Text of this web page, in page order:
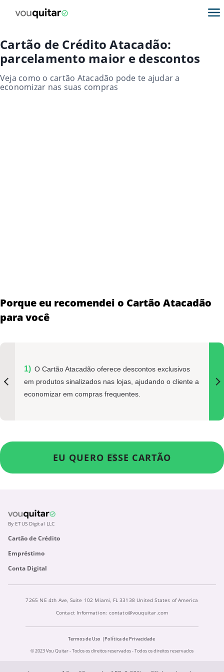
Cartão de Crédito Atacadão:
parcelamento maior e descontos
Veja como o cartão Atacadão pode te ajudar a
economizar nas suas compras
Porque eu recomendei o Cartão Atacadão
para você
O Cartão Atacadão oferece descontos exclusivos
em produtos sinalizados nas lojas, ajudando o cliente a
economizar em compras frequentes.
EU QUERO ESSE CARTÃO
By ETUS Digital LLC
Cartão de Crédito
Empréstimo
Conta Digital
7265 NE 4th Ave, Suite 102 Miami, FL 33138 United States of America
Contact Information: contato@vouquitar.com
Termos de Uso
Política de Privacidade
© 2023 Vou Quitar - Todos os direitos reservados - Todos os direitos reservados